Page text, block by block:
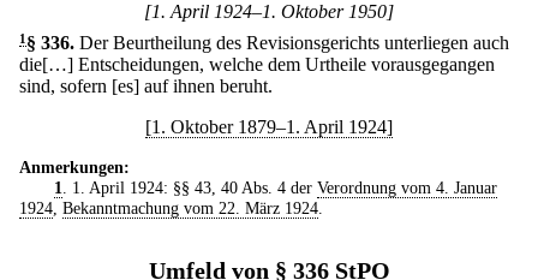
[1. April 1924–1. Oktober 1950]
1§ 336. Der Beurtheilung des Revisionsgerichts unterliegen auch
die[…] Entscheidungen, welche dem Urtheile vorausgegangen
sind, sofern [es] auf ihnen beruht.
[1. Oktober 1879–1. April 1924]
Anmerkungen:
1. 1. April 1924: §§ 43, 40 Abs. 4 der Verordnung vom 4. Januar
1924, Bekanntmachung vom 22. März 1924.
Umfeld von § 336 StPO